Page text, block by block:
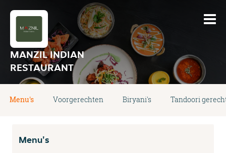
MANZIL INDIAN
RESTAURANT
Menu's Voorgerechten Biryani's Tandoori
Menu's